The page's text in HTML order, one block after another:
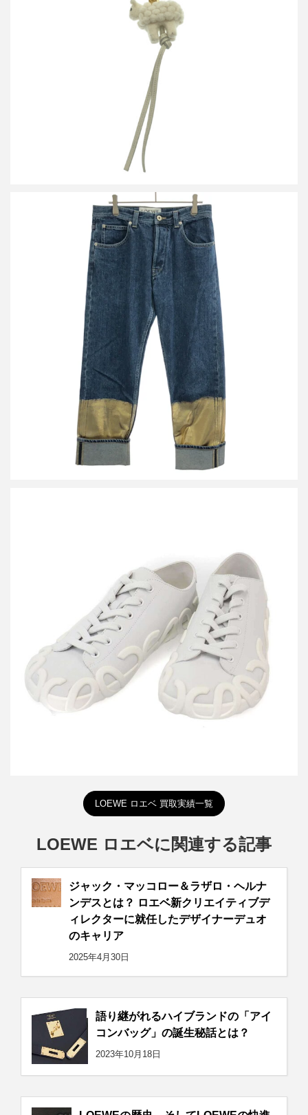
ロエベ シープ フェルトバッグチャーム
買取金額9,600円
詳しく見る
ロエベ ゴールド フィッシャーマンデニムパンツ
買取金額12,000円
詳しく見る
ロエベ ライズ スニーカー
買取金額30,000円
詳しく見る
LOEWE ロエベ 買取実績一覧
LOEWE ロエベに関連する記事
ジャック・マッコロー＆ラザロ・ヘルナ
ンデスとは？ ロエベ新クリエイティブデ
ィレクターに就任したデザイナーデュオ
のキャリア
2025年4月30日
語り継がれるハイブランドの「アイ
コンバッグ」の誕生秘話とは？
2023年10月18日